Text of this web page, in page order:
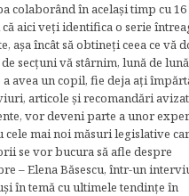
colaborând în acelaşi timp cu 16
aici veţi identifica o serie
aşa încât să obtineţi ceea ce vă
secțuni vă stârnim, lună de
avea un copil, fie deja aţi
articole şi recomandări
vor deveni parte a unor
mai noi măsuri legislative
se vor bucura să afle despre
– Elena Băsescu, într-un
în temă cu ultimele tendinţe în